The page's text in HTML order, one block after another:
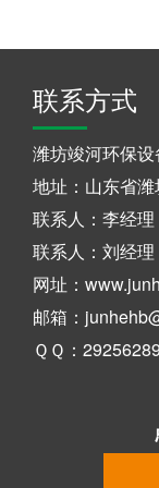
联系方式
潍坊竣河环保
地址：山东省
联系人：李经
联系人：刘经
网址：
邮箱：
ＱＱ：